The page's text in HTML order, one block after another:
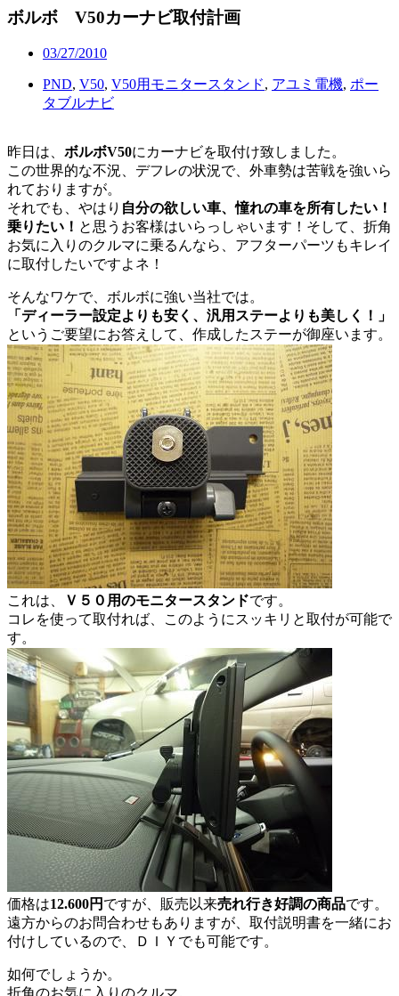
ボルボ V50カーナビ取付計画
03/27/2010
PND, V50, V50用モニタースタンド, アユミ電機, ポー
タブルナビ
昨日は、 ボルボV50にカーナビを取付け致しました。
この世界的な不況、デフレの状況で、外車勢は苦戦を強いら
れておりますが。
それでも、やはり 自分の欲しい車、憧れの車を所有したい！
乗りたい！ と思うお客様はいらっしゃいます！そして、折角
お気に入りのクルマに乗るんなら、アフターパーツもキレイ
に取付したいですよネ！
そんなワケで、ボルボに強い当社では。
「ディーラー設定よりも安く、汎用ステーよりも美しく！」
というご要望にお答えして、作成したステーが御座います。
これは、 Ｖ５０用のモニタースタンドです。
コレを使って取付れば、このようにスッキリと取付が可能で
す。
価格は12.600円 ですが、販売以来売れ行き好調の商品です。
遠方からのお問合わせもありますが、取付説明書を一緒にお
付けしているので、ＤＩＹでも可能です。
如何でしょうか。